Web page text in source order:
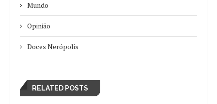
Mundo
Opinião
Doces Nerópolis
RELATED POSTS